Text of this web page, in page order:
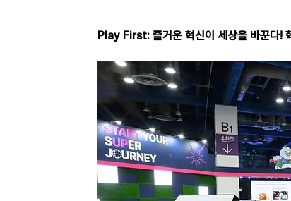
Play First: 즐거운 혁신이 세상을 바꾼다!